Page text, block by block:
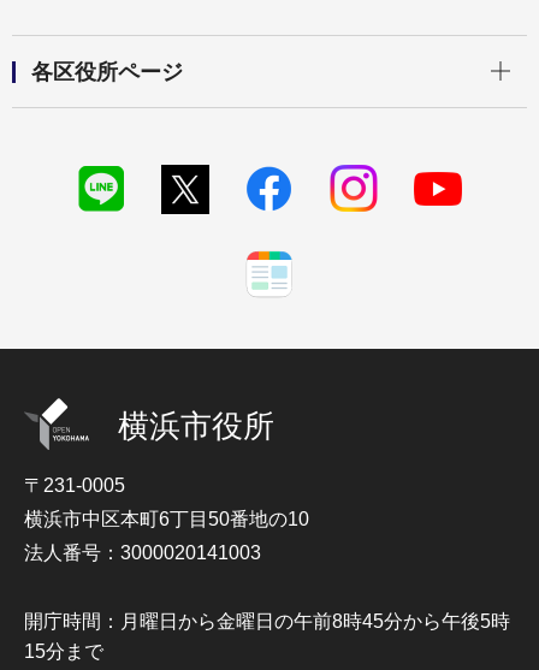
各区役所ページ
横浜市役所
〒231-0005
横浜市中区本町6丁目50番地の10
法人番号：3000020141003
開庁時間：月曜日から金曜日の午前8時45分から午後5時
15分まで